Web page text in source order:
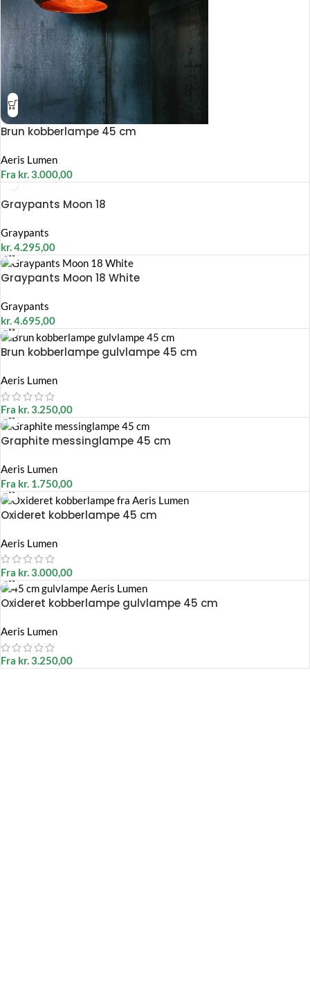
Brun kobberlampe 45 cm
Aeris Lumen
Fra kr.3.000,00
Graypants Moon 18
Graypants
kr.4.295,00
Graypants Moon 18 White
Graypants
kr.4.695,00
Brun kobberlampe gulvlampe 45 cm
Aeris Lumen
Fra kr.3.250,00
Graphite messinglampe 45 cm
Aeris Lumen
Fra kr. 1.750,00
Oxideret kobberlampe 45 cm
Aeris Lumen
Fra kr. 3.000,00
Oxideret kobberlampe gulvlampe 45 cm
Aeris Lumen
Fra kr.3.250,00